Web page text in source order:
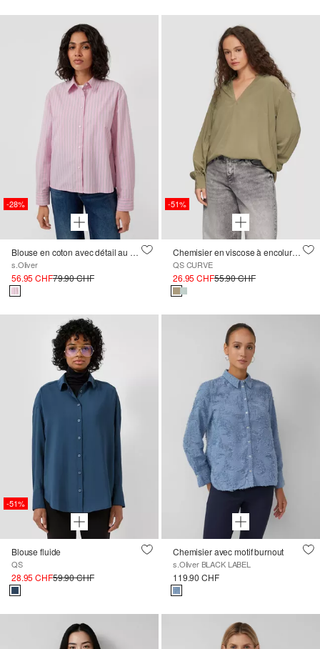
-28%
Blouse en coton avec détail au dos
s.Oliver
56.95 CHF79.90 CHF
-51%
Chemisier en viscose à encolure crantée
QS CURVE
26.95 CHF55.90 CHF
-51%
Blouse fluide
QS
28.95 CHF59.90 CHF
Chemisier avec motif burnout
s.Oliver BLACK LABEL
119.90 CHF